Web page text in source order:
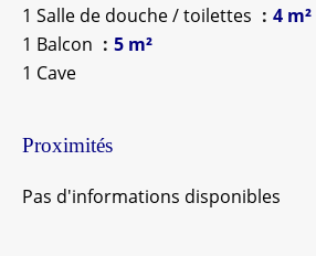
1 Salle de douche / toilettes
4 m²
1 Balcon
5 m²
1 Cave
Proximités
Pas d'informations disponibles